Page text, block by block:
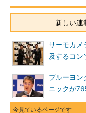
新しい連
サーモカメ
及するコン
ブルーヨン
ニックが